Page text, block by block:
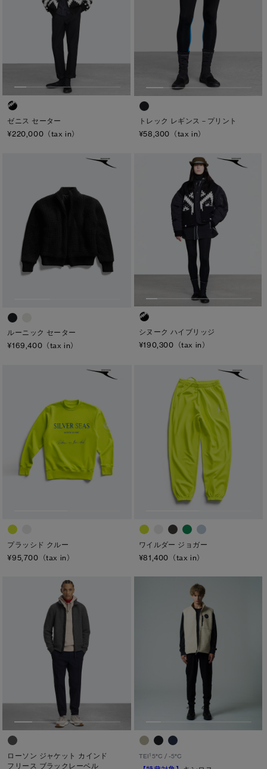
ゼニス セーター
¥220,000（tax in）
トレック レギンス－プリント
¥58,300（tax in）
ルーニック セーター
¥169,400（tax in）
シヌーク ハイブリッジ
¥190,300（tax in）
プラッシド クルー
¥95,700（tax in）
ワイルダー ジョガー
¥81,400（tax in）
ローソン ジャケット カインド
フリース ブラックレーベル
TEI15°C / -5°C